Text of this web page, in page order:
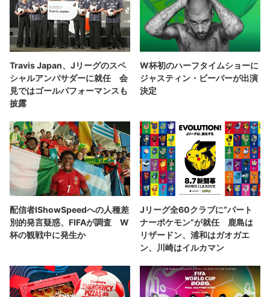
Travis Japan、Jリーグのスペ
シャルアンバサダーに就任 会
見ではゴールパフォーマンスも
披露
W杯初のハーフタイムショーに
ジャスティン・ビーバーが出演
決定
配信者IShowSpeedへの人種差
別的発言疑惑、FIFAが調査 W
杯の観戦中に発生か
Jリーグ全60クラブに“パート
ナーポケモン”が就任 鹿島は
リザードン、浦和はガオガエ
ン、川崎はイルカマン